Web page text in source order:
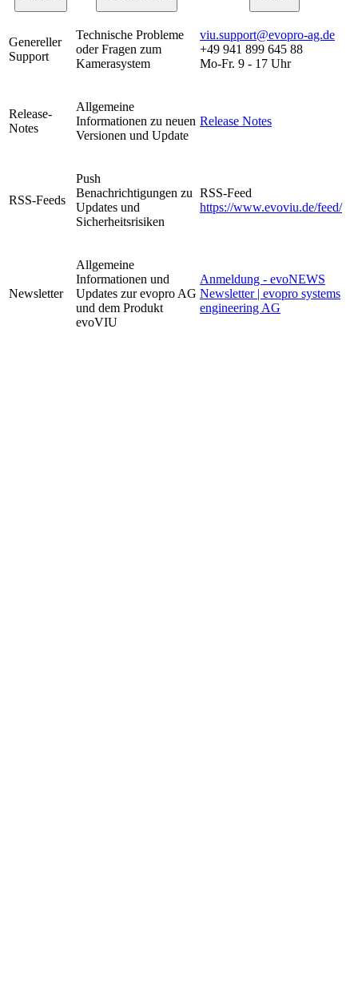
Genereller
Support
Technische Probleme
oder Fragen zum
Kamerasystem
viu.support@evopro-ag.de
+49 941 899 645 88
Mo-Fr. 9 - 17 Uhr
Release-
Notes
Allgemeine
Informationen zu neuen
Versionen und Update
Release Notes
RSS-Feeds
Push
Benachrichtigungen zu
Updates und
Sicherheitsrisiken
RSS-Feed
https://www.evoviu.de/feed/
Newsletter
Allgemeine
Informationen und
Updates zur evopro AG
und dem Produkt
evoVIU
Anmeldung - evoNEWS
Newsletter | evopro systems
engineering AG